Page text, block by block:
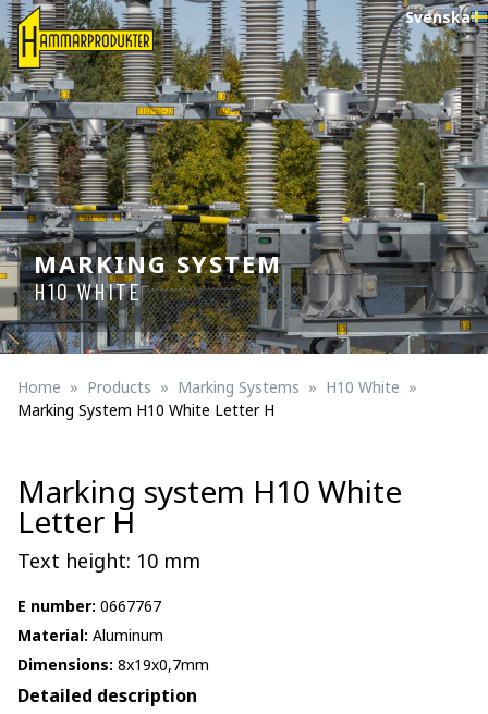
Svenska
MARKING SYSTEM
H10 WHITE
Home Products Marking Systems
H10 White
Marking System H10 White Letter H
Marking system H10 White
Letter H
Text height: 10 mm
E number: 0667767
Material: Aluminum
Dimensions: 8x19x0,7mm
Detailed description